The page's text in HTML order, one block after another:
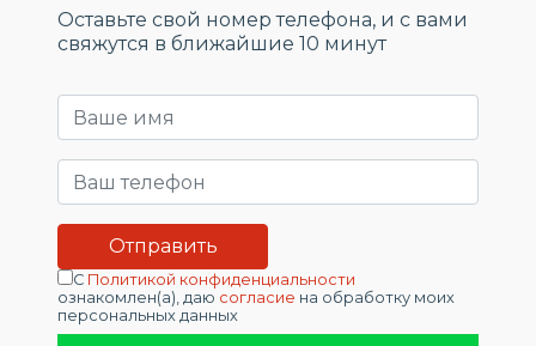
Оставьте свой номер телефона, и c вами
свяжутся в ближайшие 10 минут
С Политикой конфиденциальности
ознакомлен(а), даю согласие на обработку моих
персональных данных